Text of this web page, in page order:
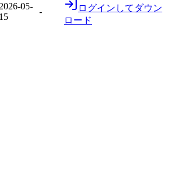
2026-05-
15
-
ログインしてダウン
ロード